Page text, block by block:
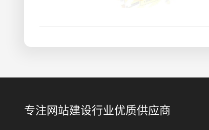
专注网站建设行业优质供应商